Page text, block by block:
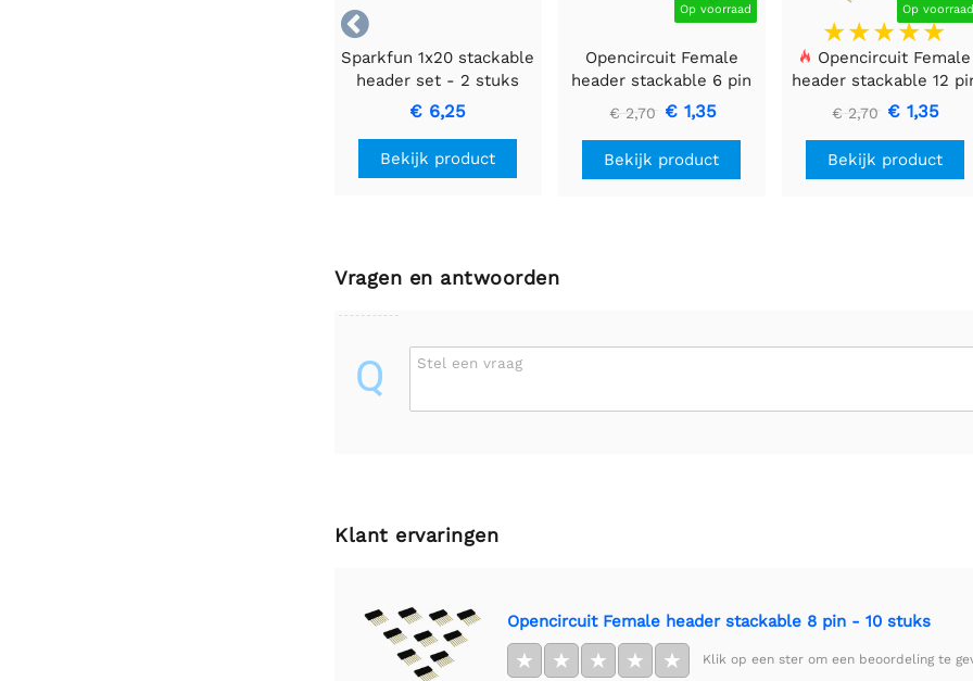

Sparkfun 1x20 stackable
header set - 2 stuks
€ 6,25
Bekijk product
Op voorraad
Opencircuit Female
header stackable 6 pin
- 10 stuks
€ 2,70 € 1,35
Bekijk product
Op
Opencircuit Female
header stackable 12
- 5 stuks
€ 2,70 € 1,35
Bekijk product
Vragen en antwoorden
Q Stel een vraag
Klant ervaringen
Opencircuit Female header stackable 8 pin - 10 stuks
★ ★ ★ ★ ★ Klik op een ster om een beoordeling te